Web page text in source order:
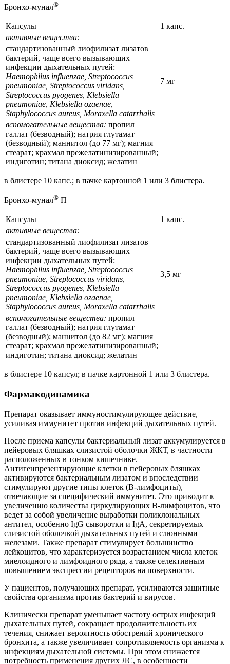
Бронхо-мунал®
Капсулы
1 капс.
активные вещества:
cтандартизованный лиофилизат лизатов
бактерий, чаще всего вызывающих
инфекции дыхательных путей:
Haеmophilus influenzae, Streptococcus
pneumoniae, Streptococcus viridans,
Streptococcus pyogenes, Klebsiella
pneumoniae, Klebsiella ozaenae,
Staphylococcus aureus, Moraxella catarrhalis
7 мг
вспомогательные вещества: пропил
галлат (безводный); натрия глутамат
(безводный); маннитол (до 77 мг); магния
стеарат; крахмал прежелатинизированный;
индиготин; титана диоксид; желатин
в блистере 10 капс.; в пачке картонной 1 или 3 блистера.
Бронхо-мунал® П
Капсулы
1 капс.
активные вещества:
cтандартизованный лиофилизат лизатов
бактерий, чаще всего вызывающих
инфекции дыхательных путей:
Haеmophilus influenzae, Streptococcus
pneumoniae, Streptococcus viridans,
Streptococcus pyogenes, Klebsiella
pneumoniae, Klebsiella ozaenae,
Staphylococcus aureus, Moraxella catarrhalis
3,5 мг
вспомогательные вещества: пропил
галлат (безводный); натрия глутамат
(безводный); маннитол (до 82 мг); магния
стеарат; крахмал прежелатинизированный;
индиготин; титана диоксид; желатин
в блистере 10 капсул; в пачке картонной 1 или 3 блистера.
Фармакодинамика
Препарат оказывает иммуностимулирующее действие,
усиливая иммунитет против инфекций дыхательных путей.
После приема капсулы бактериальный лизат аккумулируется в
пейеровых бляшках слизистой оболочки ЖКТ, в частности
расположенных в тонком кишечнике.
Антигенпрезентирующие клетки в пейеровых бляшках
активируются бактериальным лизатом и впоследствии
стимулируют другие типы клеток (В-лимфоциты),
отвечающие за специфический иммунитет. Это приводит к
увеличению количества циркулирующих В-лимфоцитов, что
ведет за собой увеличение выработки поликлональных
антител, особенно IgG сыворотки и IgA, секретируемых
слизистой оболочкой дыхательных путей и слюнными
железами. Также препарат стимулирует большинство
лейкоцитов, что характеризуется возрастанием числа клеток
миелоидного и лимфоидного ряда, а также селективным
повышением экспрессии рецепторов на поверхности.
У пациентов, получающих препарат, усиливаются защитные
свойства организма против бактерий и вирусов.
Клинически препарат уменьшает частоту острых инфекций
дыхательных путей, сокращает продолжительность их
течения, снижает вероятность обострений хронического
бронхита, а также увеличивает сопротивляемость организма к
инфекциям дыхательной системы. При этом снижается
потребность применения других ЛС, в особенности